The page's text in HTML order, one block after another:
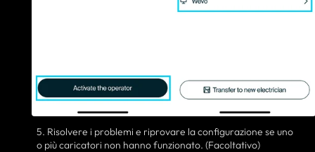
5. Risolvere i problemi e riprovare la configurazione se uno
o più caricatori non hanno funzionato. (Facoltativo)